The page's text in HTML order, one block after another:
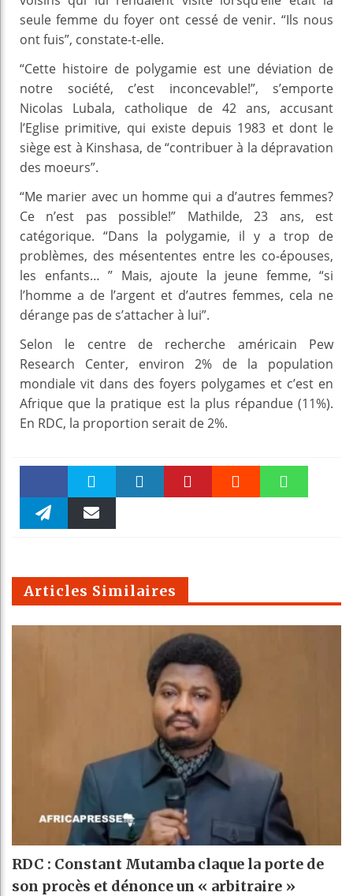
seule femme du foyer ont cessé de venir. “Ils nous
ont fuis”, constate-t-elle.
“Cette histoire de polygamie est une déviation de
notre société, c’est inconcevable!”, s’emporte
Nicolas Lubala, catholique de 42 ans, accusant
l’Eglise primitive, qui existe depuis 1983 et dont le
siège est à Kinshasa, de “contribuer à la dépravation
des moeurs”.
“Me marier avec un homme qui a d’autres femmes?
Ce n’est pas possible!” Mathilde, 23 ans, est
catégorique. “Dans la polygamie, il y a trop de
problèmes, des mésententes entre les co-épouses,
les enfants… ” Mais, ajoute la jeune femme, “si
l’homme a de l’argent et d’autres femmes, cela ne
dérange pas de s’attacher à lui”.
Selon le centre de recherche américain Pew
Research Center, environ 2% de la population
mondiale vit dans des foyers polygames et c’est en
Afrique que la pratique est la plus répandue (11%).
En RDC, la proportion serait de 2%.
Faceboo Twitter
m
Articles Similaires
RDC : Constant Mutamba claque la porte de
son procès et dénonce un « arbitraire »